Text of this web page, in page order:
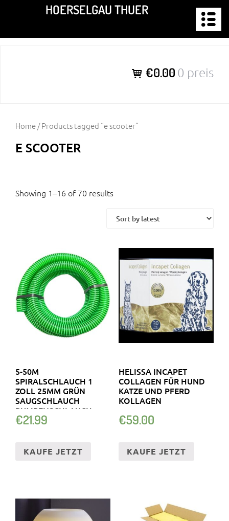
springen
HOERSELGAU THUER
€0.00 0 preis
Home/ Products tagged “e scooter”
E SCOOTER
Showing 1–16 of 70 results
5-50M
SPIRALSCHLAUCH 1
ZOLL 25MM GRÜN
SAUGSCHLAUCH
PUMPENSCHLAUCH
ANSAUGSCHLAUCH
€21.99
KAUFE JETZT
HELISSA INCAPET
COLLAGEN FÜR HUND
KATZE UND PFERD
KOLLAGEN
€59.00
KAUFE JETZT